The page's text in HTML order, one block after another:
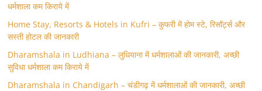
धर्मशाला कम किराये में
Home Stay, Resorts & Hotels in Kufri – कुफरी में होम स्‍टे, रिसॉर्ट्स और
सस्ती होटल की जानकारी
Dharamshala in Ludhiana – लुधियाना में धर्मशालाओं की जानकारी, अच्छी
सुविधा धर्मशाला कम किराये में
Dharamshala in Chandigarh – चंडीगढ़ में धर्मशालाओं की जानकारी, अच्छी